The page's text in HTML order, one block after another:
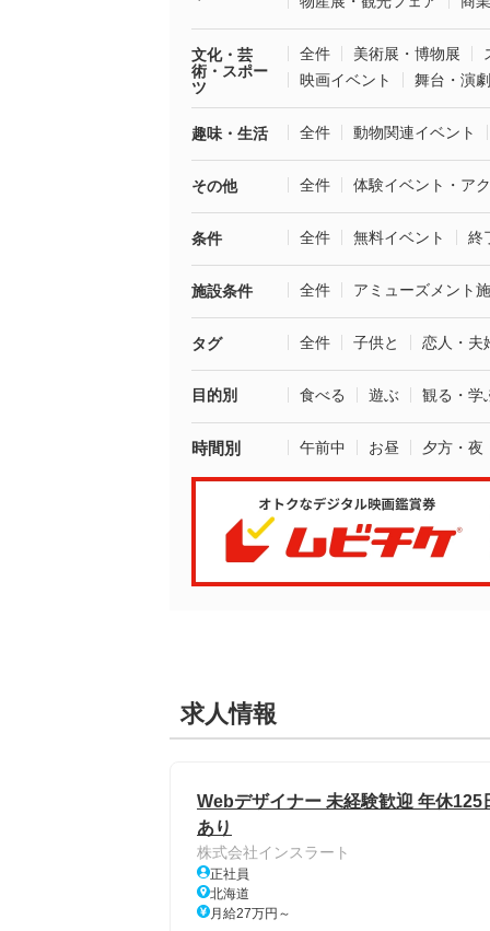
文化・芸
術・スポー
ツ
全件 美術展・博物展
映画イベント
舞台・演劇
趣味・生活 全件 動物関連イベント
その他 全件 体験イベント・ア
条件 全件 無料イベント 終
施設条件 全件 アミューズメント
タグ 全件 子供と 恋人・夫
目的別 食べる 遊ぶ 観る・学
時間別 午前中 お昼 夕方・夜
求人情報
Webデザイナー 未経験歓迎 年休
あり
株式会社インスラート
正社員
北海道
月給27万円～